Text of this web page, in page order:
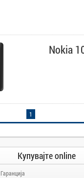
Nokia
1
Купувајте online
Гаранција